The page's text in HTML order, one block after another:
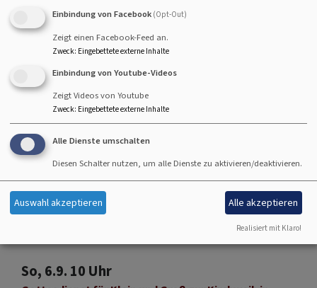
So, 23.8. 10 Uhr
Gottesdienst - anschließend Kirchenkaffee
Lektorin Herold
Hallstadt Johanneskirche Hallstadt
So, 30.8. 10 Uhr
Gottesdienst - anschließend Kirchenkaffee
So, 6.9. 10 Uhr
Einbindung von Facebook (Opt-Out)
Zeigt einen Facebook-Feed an.
Zweck: Eingebettete externe Inhalte
Einbindung von Youtube-Videos
Zeigt Videos von Youtube
Zweck: Eingebettete externe Inhalte
Alle Dienste umschalten
Diesen Schalter nutzen, um alle Dienste zu aktivieren/deaktivieren.
Auswahl akzeptieren Alle akzeptieren
Realisiert mit Klaro!